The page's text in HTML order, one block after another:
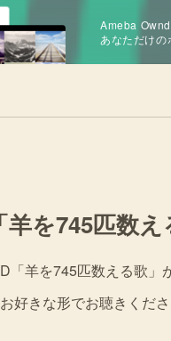
Ameba
あなただけの
を745匹数え
「羊を745匹数える歌」
好きな形でお聴きくださ